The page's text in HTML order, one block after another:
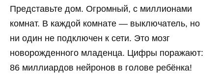
Представьте дом. Огромный, с миллионами
комнат. В каждой комнате — выключатель, но
ни один не подключен к сети. Это мозг
новорожденного младенца. Цифры поражают:
86 миллиардов нейронов в голове ребёнка!